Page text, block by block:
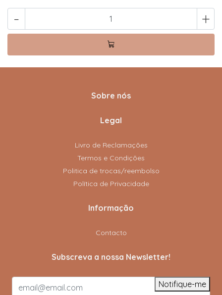
- +
Sobre nós
Legal
Livro de Reclamações
Termos e Condições
Politica de trocas/reembolso
Política de Privacidade
Informação
Contacto
Subscreva a nossa Newsletter!
Notifique-me